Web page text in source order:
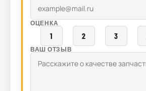
ОЦЕНКА
1 2 3
ВАШ ОТЗЫВ